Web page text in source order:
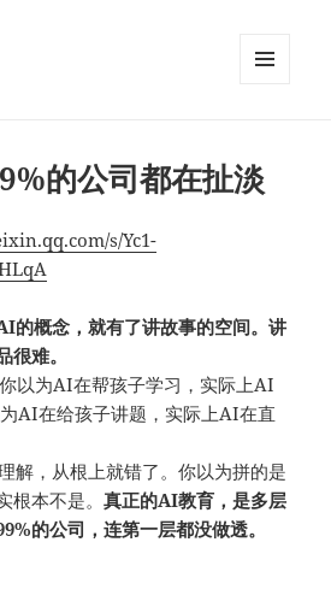
的公司都在扯淡
s/Yc1-
的概念，就有了讲故事的空间。讲
很难。
以为AI在帮孩子学习，实际上AI
AI在给孩子讲题，实际上AI在直
解，从根上就错了。你以为拼的是
根本不是。真正的AI教育，是多层
的公司，连第一层都没做透。